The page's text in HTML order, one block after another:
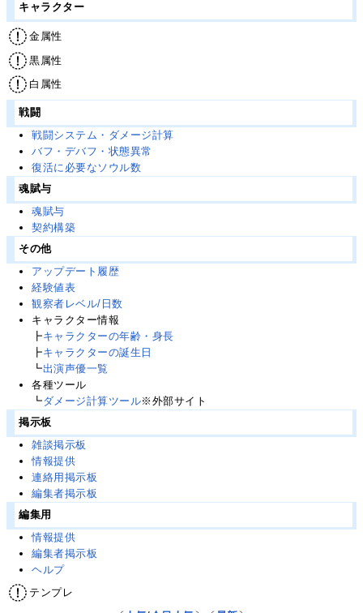
キャラクター
金属性
黒属性
白属性
戦闘
戦闘システム・ダメージ計算
バフ・デバフ・状態異常
復活に必要なソウル数
魂賦与
魂賦与
契約構築
その他
アップデート履歴
経験値表
観察者レベル/日数
キャラクター情報
┣キャラクターの年齢・身長
┣キャラクターの誕生日
┗出演声優一覧
各種ツール
┗ダメージ計算ツール※外部サイト
掲示板
雑談掲示板
情報提供
連絡用掲示板
編集者掲示板
編集用
情報提供
編集者掲示板
ヘルプ
テンプレ